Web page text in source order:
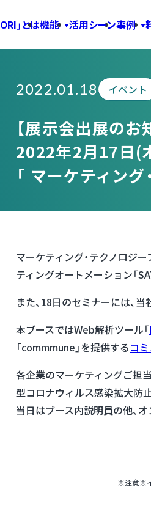
」とは機能 活用シーン事例
2022.01.18 イベント
【展示会出展のお
2022年2月17日(
「 マーケティン
マーケティング・テクノロジ
ティングオートメーション「
また、18日のセミナーには、
本ブースではWeb解析ツール「
「commmune」を提供するコ
各企業のマーケティングご担
型コロナウィルス感染拡大防
当日はブース内説明員の他、
※注意※イ